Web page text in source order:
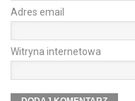
Adres email
Witryna internetowa